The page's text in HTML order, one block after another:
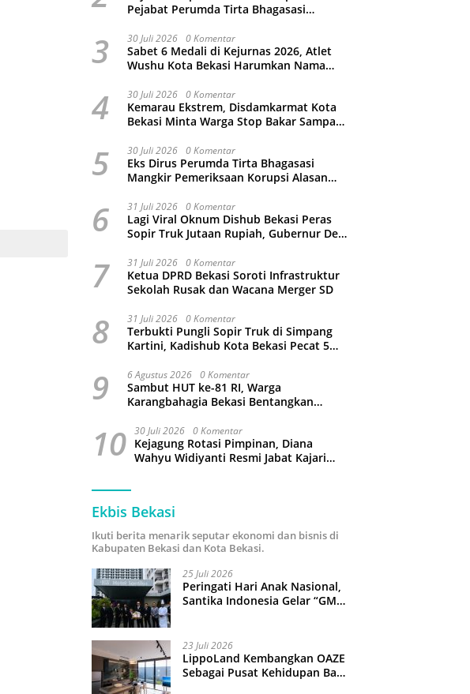
Pejabat Perumda Tirta Bhagasasi
Miliar
3 30 Juli 2026 0 Komentar
Sabet 6 Medali di Kejurnas 2026, Atlet
Wushu Kota Bekasi Harumkan Nama
4 30 Juli 2026 0 Komentar
Kemarau Ekstrem, Disdamkarmat Kota
Bekasi Minta Warga Stop Bakar Sampah
5 30 Juli 2026 0 Komentar
Eks Dirus Perumda Tirta Bhagasasi
Mangkir Pemeriksaan Korupsi Alasan
Ancam Jemput Paksa
6 31 Juli 2026 0 Komentar
Lagi Viral Oknum Dishub Bekasi Peras
Sopir Truk Jutaan Rupiah, Gubernur Dedi
Sanksi Pemecatan
7 31 Juli 2026 0 Komentar
Ketua DPRD Bekasi Soroti Infrastruktur
Sekolah Rusak dan Wacana Merger SD
8 31 Juli 2026 0 Komentar
Terbukti Pungli Sopir Truk di Simpang
Kartini, Kadishub Kota Bekasi Pecat 5
9 6 Agustus 2026 0 Komentar
Sambut HUT ke-81 RI, Warga
Karangbahagia Bekasi Bentangkan
10 30 Juli 2026 0 Komentar
Kejagung Rotasi Pimpinan, Diana
Wahyu Widiyanti Resmi Jabat Kajari
Ekbis Bekasi
Ikuti berita menarik seputar ekonomi dan bisnis di
Kabupaten Bekasi dan Kota Bekasi.
25 Juli 2026
Peringati Hari Anak Nasional,
Santika Indonesia Gelar “GM
23 Juli 2026
LippoLand Kembangkan OAZE
Sebagai Pusat Kehidupan Baru